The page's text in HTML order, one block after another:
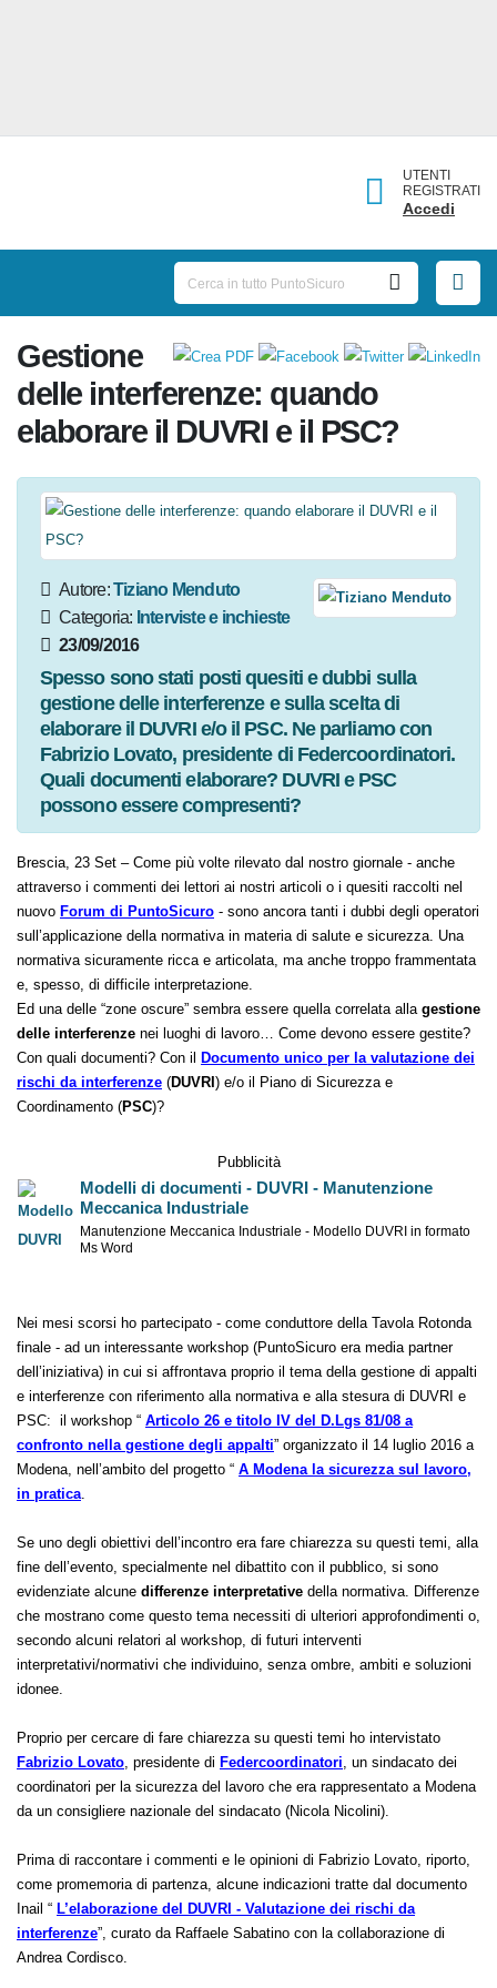
UTENTI
REGISTRATI
Accedi
Gestione
delle interferenze: quando
elaborare il DUVRI e il PSC?
Autore:Tiziano Menduto
Categoria:Interviste e
inchieste
23/09/2016
Spesso sono stati posti quesiti e dubbi sulla
gestione delle interferenze e sulla scelta di
elaborare il DUVRI e/o il PSC. Ne parliamo con
Fabrizio Lovato, presidente di
Federcoordinatori. Quali documenti elaborare?
DUVRI e PSC possono essere compresenti?
Brescia, 23 Set – Come più volte rilevato dal nostro giornale - anche
attraverso i commenti dei lettori ai nostri articoli o i quesiti raccolti nel
nuovoForum di PuntoSicuro- sono ancora tanti i dubbi degli operatori
sull’applicazione della normativa in materia di salute e sicurezza. Una
normativa sicuramente ricca e articolata, ma anche troppo frammentata
e, spesso, di difficile interpretazione.
Ed una delle “zone oscure” sembra essere quella correlata allagestione
delle interferenzenei luoghi di lavoro… Come devono essere gestite?
Con quali documenti? Con ilDocumento unico per la valutazione dei
rischi da interferenze(
Pubblicità
Modelli di documenti - DUVRI - Manutenzione
Meccanica Industriale
Nei mesi scorsi ho partecipato - come conduttore della Tavola Rotonda
finale - ad un interessante workshop (PuntoSicuro era media partner
dell’iniziativa) in cui si affrontava proprio il tema della gestione di appalti
e interferenze con riferimento alla normativa e alla stesura di DUVRI e
PSC: il workshop “Articolo 26 e titolo IV del D.Lgs 81/08 a
confronto nella gestione degli appalti” organizzato il 14 luglio 2016 a
Modena, nell’ambito del progetto “
Se uno degli obiettivi dell’incontro era fare chiarezza su questi temi, alla
fine dell’evento, specialmente nel dibattito con il pubblico, si sono
evidenziate alcunedifferenze interpretativedella normativa. Differenze
che mostrano come questo tema necessiti di ulteriori approfondimenti o,
secondo alcuni relatori al workshop, di futuri interventi
interpretativi/normativi che individuino, senza ombre, ambiti e soluzioni
Proprio per cercare di fare chiarezza su questi temi ho intervistato
Fabrizio Lovato, presidente di Federcoordinatori, un sindacato dei
coordinatori per la sicurezza del lavoro che era rappresentato a Modena
Prima di raccontare i commenti e le opinioni di Fabrizio Lovato, riporto,
come promemoria di partenza, alcune indicazioni tratte dal documento
Inail “L’elaborazione del DUVRI - Valutazione dei rischi da
interferenze”, curato da Raffaele Sabatino con la collaborazione di